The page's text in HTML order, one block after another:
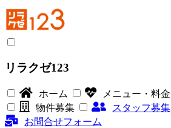
リラクゼ123
ホーム メニュー・料金
物件募集
スタッフ募集
お問合せフォーム